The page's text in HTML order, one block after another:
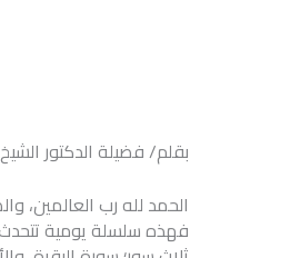
بقلم/ فضيلة الدكتور
الحمد لله رب العالمين،
فهذه سلسلة يومية تتحدث